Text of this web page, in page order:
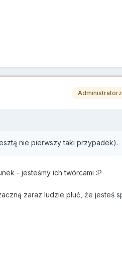
nie pierwszy taki przypadek).
- jesteśmy ich twórcami :P
zaraz ludzie pluć, że jesteś